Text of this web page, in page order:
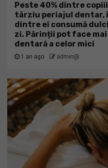
Peste 40% dintre
târziu periajul dentar,
dintre ei consumă
zi. Părinții pot face
dentară a celor mici
1 an ago admin@